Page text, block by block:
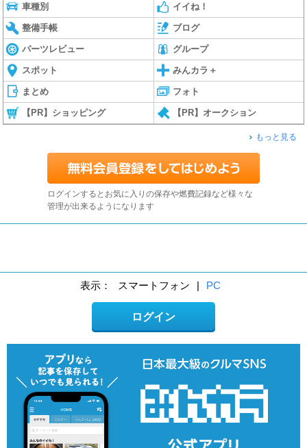
車種別 イイね！
整備手帳 ブログ
パーツレビュー グループ
スポット みんカラ＋
まとめ フォト
【PR】ショッピング 【PR】オークション
もっと見る
ログインするとお気に入りの保存や燃費記録など様々な
管理が出来るようになります
表示： スマートフォン | PC
ログイン